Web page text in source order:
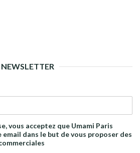
NEWSLETTER
vous acceptez que Umami Paris
dans le but de vous proposer des